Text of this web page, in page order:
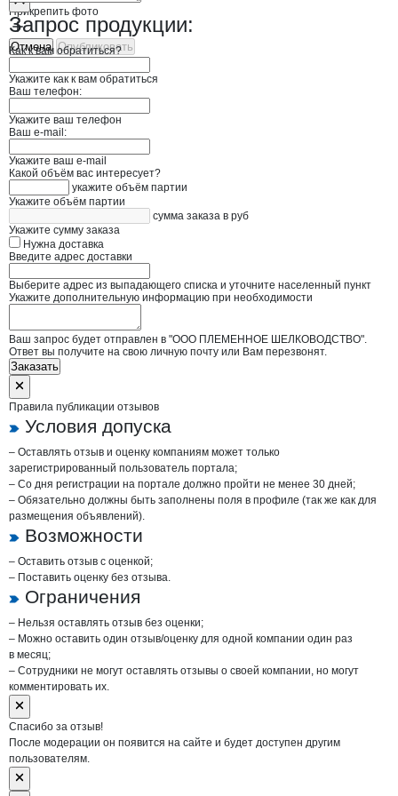
Прикрепить фото
Отмена Опубликовать
Запрос продукции:
Как к вам обратиться?
Укажите как к вам обратиться
Ваш телефон:
Укажите ваш телефон
Ваш e-mail:
Укажите ваш e-mail
Какой объём вас интересует?
укажите объём партии
Укажите объём партии
сумма заказа в руб
Укажите сумму заказа
Нужна доставка
Введите адрес доставки
Выберите адрес из выпадающего списка и уточните населенный пункт
Укажите дополнительную информацию при необходимости
Ваш запрос будет отправлен в "ООО ПЛЕМЕННОЕ ШЕЛКОВОДСТВО".
Ответ вы получите на свою личную почту или Вам перезвонят.
Заказать
Правила публикации отзывов
Условия допуска
– Оставлять отзыв и оценку компаниям может только
зарегистрированный пользователь портала;
– Со дня регистрации на портале должно пройти не менее 30 дней;
– Обязательно должны быть заполнены поля в профиле (так же как для
размещения объявлений).
Возможности
– Оставить отзыв с оценкой;
– Поставить оценку без отзыва.
Ограничения
– Нельзя оставлять отзыв без оценки;
– Можно оставить один отзыв/оценку для одной компании один раз
в месяц;
– Сотрудники не могут оставлять отзывы о своей компании, но могут
комментировать их.
Спасибо за отзыв!
После модерации он появится на сайте и будет доступен другим
пользователям.